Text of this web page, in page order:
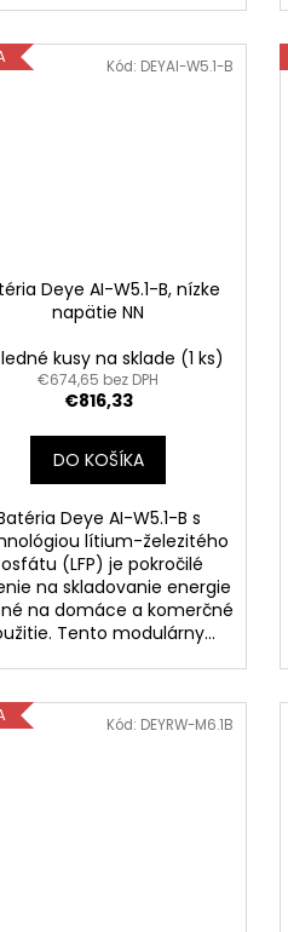
Deye AI-W5.1-B, nízke
napätie NN
kusy na sklade (1 ks)
€674,65 bez DPH
€816,33
DO KOŠÍKA
Deye AI-W5.1-B s
lítium-železitého
(LFP) je pokročilé
na skladovanie energie
na domáce a komerčné
Tento modulárny...
Kód: DEYAI-W5.1-B
Kód: DEYRW-M6.1B